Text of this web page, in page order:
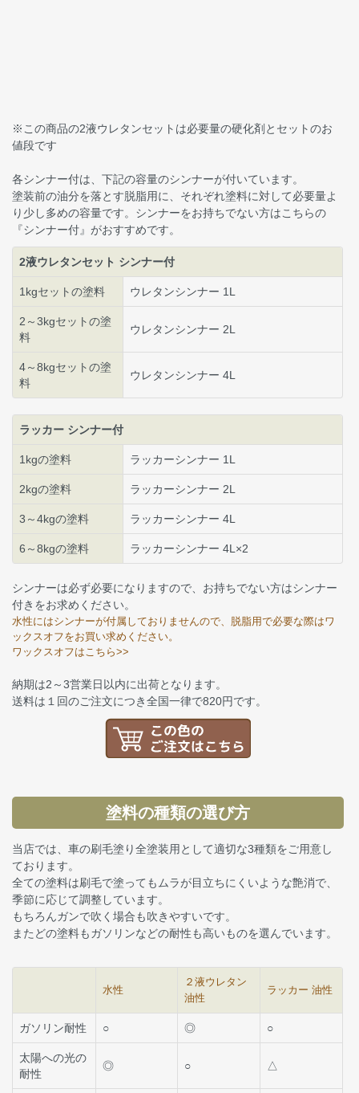
※この商品の2液ウレタンセットは必要量の硬化剤とセットのお
値段です
各シンナー付は、下記の容量のシンナーが付いています。
塗装前の油分を落とす脱脂用に、それぞれ塗料に対して必要量よ
り少し多めの容量です。シンナーをお持ちでない方はこちらの
『シンナー付』がおすすめです。
2液ウレタンセット シンナー付
1kgセットの塗料 ウレタンシンナー 1L
2～3kgセットの塗
料
ウレタンシンナー 2L
4～8kgセットの塗
料
ウレタンシンナー 4L
ラッカー シンナー付
1kgの塗料 ラッカーシンナー 1L
2kgの塗料 ラッカーシンナー 2L
3～4kgの塗料 ラッカーシンナー 4L
6～8kgの塗料 ラッカーシンナー 4L×2
シンナーは必ず必要になりますので、お持ちでない方はシンナー
付きをお求めください。
水性にはシンナーが付属しておりませんので、脱脂用で必要な際はワ
ックスオフをお買い求めください。
ワックスオフはこちら>>
納期は2～3営業日以内に出荷となります。
送料は１回のご注文につき全国一律で820円です。
塗料の種類の選び方
当店では、車の刷毛塗り全塗装用として適切な3種類をご用意し
ております。
全ての塗料は刷毛で塗ってもムラが目立ちにくいような艶消で、
季節に応じて調整しています。
もちろんガンで吹く場合も吹きやすいです。
またどの塗料もガソリンなどの耐性も高いものを選んでいます。
水性
２液ウレタン
油性
ラッカー 油性
ガソリン耐性 ○ ◎ ○
太陽への光の
耐性
◎ ○ △